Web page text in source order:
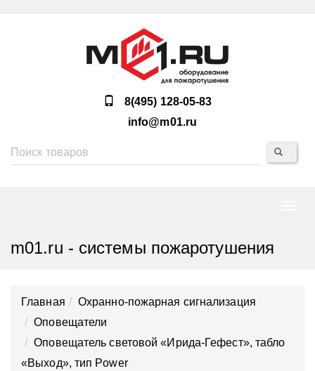
8(495) 128-05-83
info@m01.ru
m01.ru - системы пожаротушения
Главная
Охранно-пожарная сигнализация
Оповещатели
Оповещатель световой «Ирида-Гефест», табло
«Выход», тип Power